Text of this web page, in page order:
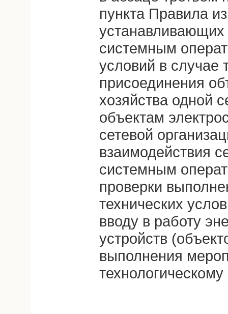
пункта Правила
устанавливающих
системным
условий в случае
присоединения
хозяйства одной
объектам
сетевой
взаимодействия
системным
проверки
технических
вводу в работу
устройств
выполнения